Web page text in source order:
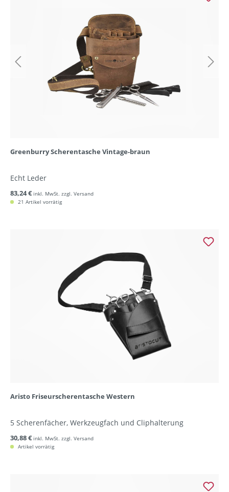
Greenburry Scherentasche Vintage-braun
Echt Leder
83,24 € inkl. MwSt. zzgl. Versand
21 Artikel vorrätig
Aristo Friseurscherentasche Western
5 Scherenfächer, Werkzeugfach und Cliphalterung
30,88 € inkl. MwSt. zzgl. Versand
Artikel vorrätig